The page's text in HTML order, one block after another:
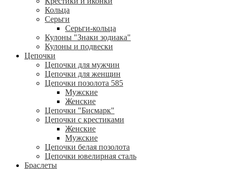
Кольца
Серьги
Серьги-кольца
Кулоны "Знаки зодиака"
Кулоны и подвески
Цепочки
Цепочки для мужчин
Цепочки для женщин
Цепочки позолота 585
Мужские
Женские
Цепочки "Бисмарк"
Цепочки с крестиками
Женские
Мужские
Цепочки белая позолота
Цепочки ювелирная сталь
Браслеты